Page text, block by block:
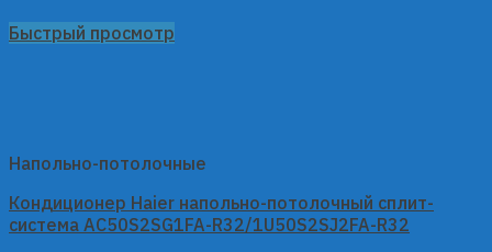
Быстрый просмотр
Напольно-потолочные
Кондиционер Haier напольно-потолочный сплит-
система AC50S2SG1FA-R32/1U50S2SJ2FA-R32